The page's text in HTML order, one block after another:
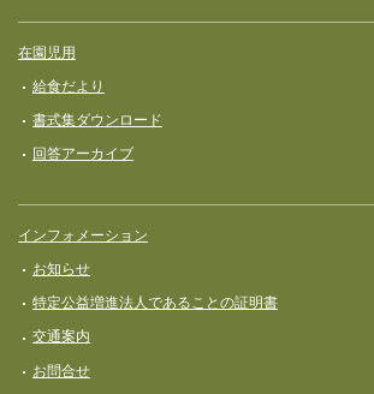
在園児用
給食だより
書式集ダウンロード
回答アーカイブ
インフォメーション
お知らせ
特定公益増進法人であることの証明書
交通案内
お問合せ